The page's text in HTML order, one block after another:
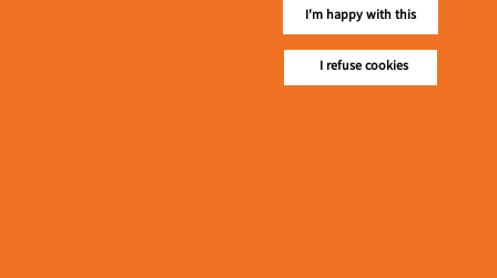
I'm happy with this
I refuse cookies